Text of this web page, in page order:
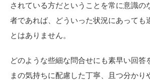
されている方だということを常に意識の
者であれば、どういった状況にあっても
とはありません。
どのような些細な問合せにも素早い回答
まの気持ちに配慮した丁寧、且つ分かり